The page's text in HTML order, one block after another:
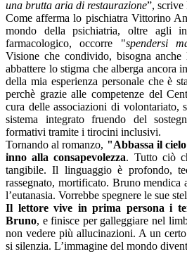
una brutta aria di restaurazione”, scrive
Come afferma lo pischiatra Vittorino
mondo della psichiatria, oltre agli
farmacologico, occorre "spendersi
Visione che condivido, bisogna anche
abbattere lo stigma che alberga ancora
della mia esperienza personale che è
perchè grazie alle competenze del
cura delle associazioni di volontariato,
sistema integrato fruendo del
formativi tramite i tirocini inclusivi.
Tornando al romanzo, "Abbassa il
inno alla consapevolezza. Tutto ciò
tangibile. Il linguaggio è profondo,
rassegnato, mortificato. Bruno
l’eutanasia. Vorrebbe spegnere le sue
Il lettore vive in prima persona i
Bruno, e finisce per galleggiare nel
non vedere più allucinazioni. A un
si silenzia. L’immagine del mondo